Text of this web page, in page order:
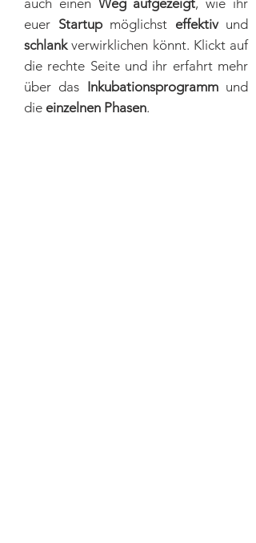
auch einen Weg aufgezeigt, wie ihr
euer Startupmöglichst effektivund
schlankverwirklichen könnt. Klickt auf
die rechte Seite und ihr erfahrt mehr
über das Inkubationsprogrammund
die einzelnen Phasen.